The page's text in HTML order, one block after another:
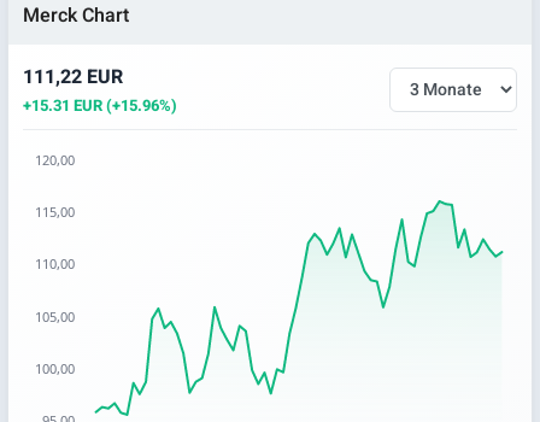
Merck Chart
111,22 EUR
+15.31 EUR (+15.96%)
The chart has 1 X axis displaying categories.
The chart has 1 Y axis displaying values. Data ranges from
100,00
105,00
110,00
115,00
120,00